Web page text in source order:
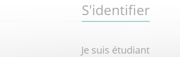
S'identifier
Je suis étudiant